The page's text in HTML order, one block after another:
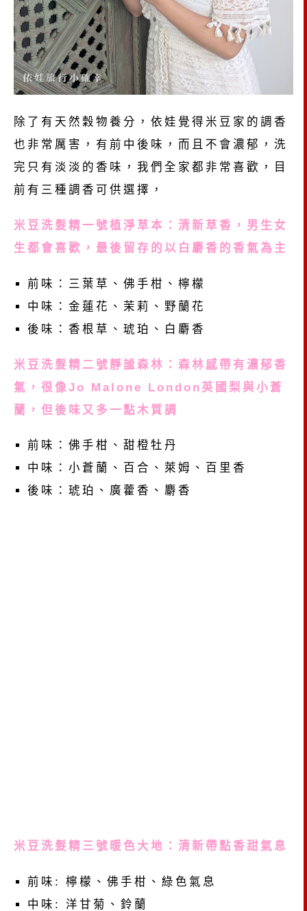
除了有天然穀物養分，依娃覺得米豆家的調香
也非常厲害，有前中後味，而且不會濃郁，洗
完只有淡淡的香味，我們全家都非常喜歡，目
前有三種調香可供選擇，
米豆洗髮精一號植淨草本：清新草香，男生女
生都會喜歡，最後留存的以白麝香的香氣為主
前味：三葉草、佛手柑、檸檬
中味：金蓮花、茉莉、野蘭花
後味：香根草、琥珀、白麝香
米豆洗髮精二號靜謐森林：森林感帶有濃郁香
氣，很像Jo Malone London英國梨與小蒼
蘭，但後味又多一點木質調
前味：佛手柑、甜橙牡丹
中味：小蒼蘭、百合、萊姆、百里香
後味：琥珀、廣藿香、麝香
米豆洗髮精三號暖色大地：清新帶點香甜氣息
前味: 檸檬、佛手柑、綠色氣息
中味: 洋甘菊、鈴蘭